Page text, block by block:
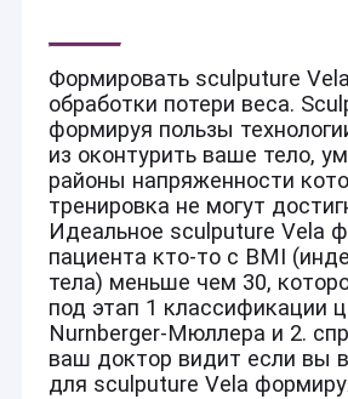
Формировать sculputure
обработки потери веса.
формируя пользы
из оконтурить ваше тело,
районы напряженности
тренировка не могут
Идеальное sculputure Vela
пациента кто-то с BMI
тела) меньше чем 30,
под этап 1 классификации
Nurnberger-Мюллера и 2.
ваш доктор видит если вы
для sculputure Vela